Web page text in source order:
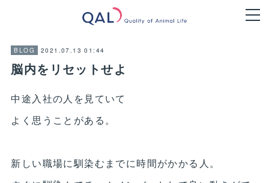
BLOG 2021.07.13 01:44
脳内をリセットせよ
中途入社の人を見ていて
よく思うことがある。
新しい職場に馴染むまでに時間がかかる人。